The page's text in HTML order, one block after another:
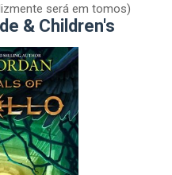
será em tomos)
& Children's